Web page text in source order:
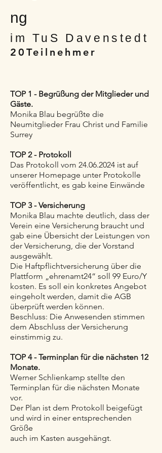
ng
im TuS Davenstedt
20Teilnehmer
TOP 1 - Begrüßung der Mitglieder und
Gäste.
Monika Blau begrüßte die
Neumitglieder Frau Christ und Familie
Surrey
TOP 2 - Protokoll
Das Protokoll vom 24.06.2024 ist auf
unserer Homepage unter Protokolle
veröffentlicht, es gab keine Einwände
TOP 3 - Versicherung
Monika Blau machte deutlich, dass der
Verein eine Versicherung braucht und
gab eine Übersicht der Leistungen von
der Versicherung, die der Vorstand
ausgewählt.
Die Haftpflichtversicherung über die
Plattform „ehrenamt24“ soll 99 Euro/Y
kosten. Es soll ein konkretes Angebot
eingeholt werden, damit die AGB
überprüft werden können.
Beschluss: Die Anwesenden stimmen
dem Abschluss der Versicherung
einstimmig zu.
TOP 4 - Terminplan für die nächsten 12
Monate.
Werner Schlienkamp stellte den
Terminplan für die nächsten Monate
vor.
Der Plan ist dem Protokoll beigefügt
und wird in einer entsprechenden
Größe
auch im Kasten ausgehängt.